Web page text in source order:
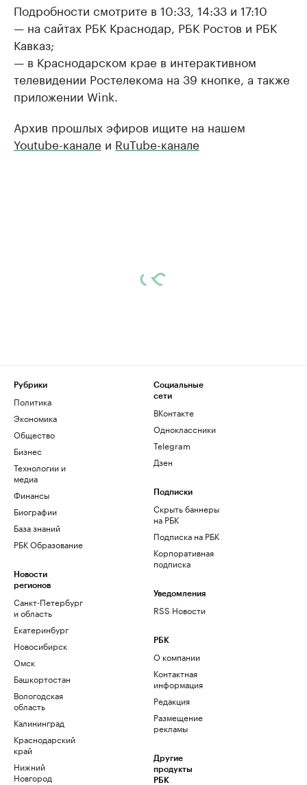
Подробности смотрите в 10:33, 14:33 и 17:10
— на сайтах РБК Краснодар, РБК Ростов и РБК
Кавказ;
— в Краснодарском крае в интерактивном
телевидении Ростелекома на 39 кнопке, а также
приложении Wink.
Архив прошлых эфиров ищите на нашем
Youtube-канале и RuTube-канале
Рубрики
Политика
Экономика
Общество
Бизнес
Технологии и
медиа
Финансы
Биографии
База знаний
РБК Образование
Новости
регионов
Санкт-Петербург
и область
Екатеринбург
Новосибирск
Омск
Башкортостан
Вологодская
область
Калининград
Краснодарский
край
Нижний
Новгород
Социальные
сети
ВКонтакте
Одноклассники
Telegram
Дзен
Подписки
Скрыть баннеры
на РБК
Подписка на РБК
Корпоративная
подписка
Уведомления
RSS Новости
РБК
О компании
Контактная
информация
Редакция
Размещение
рекламы
Другие
продукты
РБК